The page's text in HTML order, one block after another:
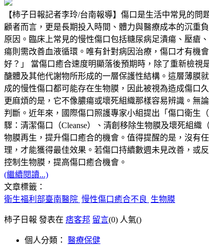
【柿子日報記者李玲/台南報導】傷口是生活中常見的
顧者而言，更是長期投入時間、體力與醫療成本的沉重
原因。臨床上常見的慢性傷口包括糖尿病足潰瘍、壓瘡
瘍則需改善血液循環。唯有針對病因治療，傷口才有機
好？」 當傷口癒合速度明顯落後預期時，除了重新檢視
醣體及其他代謝物所形成的一層保護性結構。這層薄膜
成的慢性傷口都可能存在生物膜，因此被視為造成傷口
更麻煩的是，它不像膿瘍或壞死組織那樣容易辨識。無
判斷。近年來，國際傷口照護專家小組提出「傷口衛生
驟：清潔傷口（Cleanse）、清創移除生物膜及壞死組織
物膜再生，提升傷口癒合的機會。值得提醒的是，沒有
理，才能獲得最佳效果。若傷口持續數週未見改善，或
控制生物膜，提高傷口癒合機會。
(繼續閱讀...)
文章標籤：
衛生福利部臺南醫院 慢性傷口癒合不良 生物膜
柿子日報 發表在 痞客邦 留言(0) 人氣()
個人分類： 醫療保健